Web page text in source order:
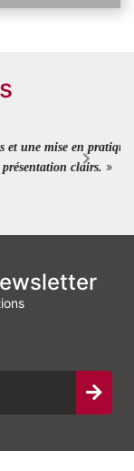
une mise en pratique
clairs.»
ASSURANCES